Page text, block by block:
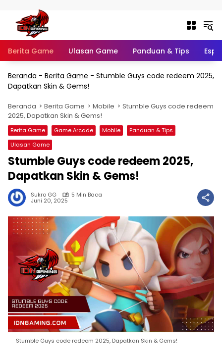
Berita Game Ulasan Game Panduan & Tips
Beranda - Berita Game - Stumble Guys code redeem 2025,
Dapatkan Skin & Gems!
Beranda Berita Game Mobile
Stumble Guys code redeem
2025, Dapatkan Skin & Gems!
Berita Game Game Arcade Mobile
Panduan & Tips
Ulasan Game
Stumble Guys code redeem 2025,
Dapatkan Skin & Gems!
Sukro GG 5 Min Baca
Juni 20, 2025
Stumble Guys code redeem 2025, Dapatkan Skin & Gems!